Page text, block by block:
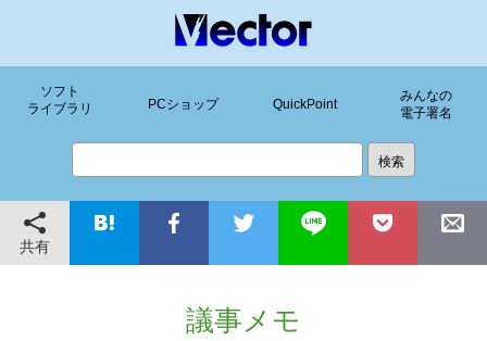
ソフト
ライブラリ
PCショップ QuickPoint
みんなの
電子署名
共有
議事メモ